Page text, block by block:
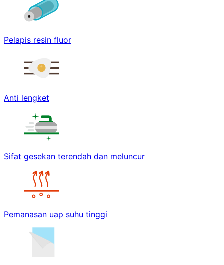
Pelapis resin fluor
Anti lengket
Sifat gesekan terendah dan meluncur
Pemanasan uap suhu tinggi